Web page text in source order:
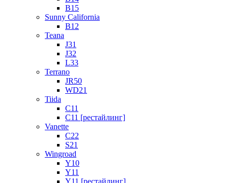
B15
Sunny California
B12
Teana
J31
J32
L33
Terrano
JR50
WD21
Tiida
C11
C11 [рестайлинг]
Vanette
C22
S21
Wingroad
Y10
Y11
Y11 [рестайлинг]